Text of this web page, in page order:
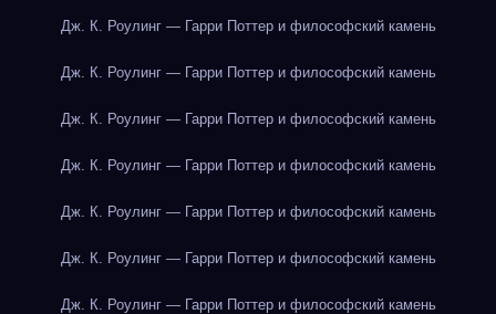
Дж. К. Роулинг — Гарри Поттер и философский камень
Дж. К. Роулинг — Гарри Поттер и философский камень
Дж. К. Роулинг — Гарри Поттер и философский камень
Дж. К. Роулинг — Гарри Поттер и философский камень
Дж. К. Роулинг — Гарри Поттер и философский камень
Дж. К. Роулинг — Гарри Поттер и философский камень
Дж. К. Роулинг — Гарри Поттер и философский камень